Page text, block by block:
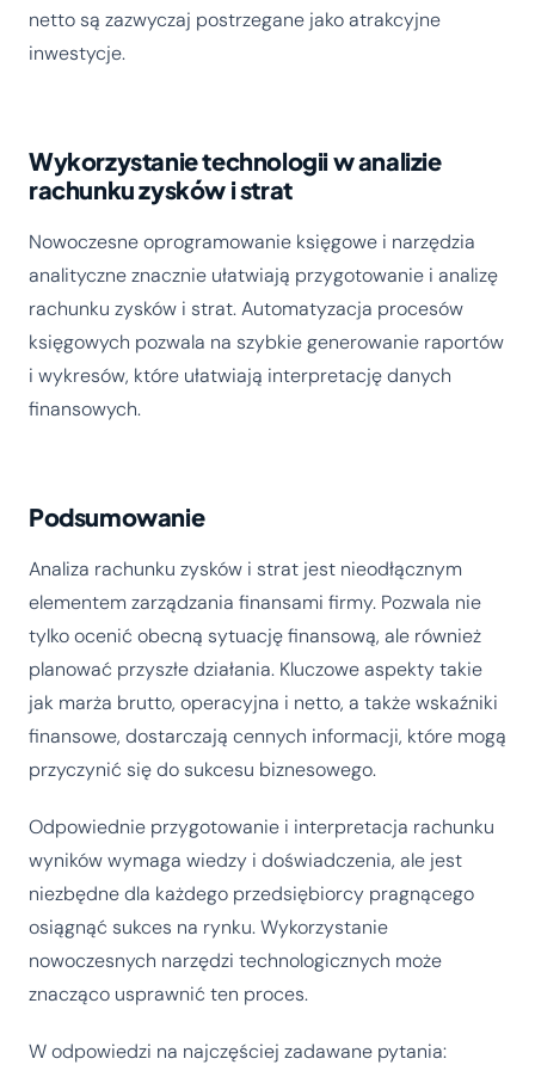
netto są zazwyczaj postrzegane jako atrakcyjne
inwestycje.
Wykorzystanie technologii w analizie
rachunku zysków i strat
Nowoczesne oprogramowanie księgowe i narzędzia
analityczne znacznie ułatwiają przygotowanie i analizę
rachunku zysków i strat. Automatyzacja procesów
księgowych pozwala na szybkie generowanie raportów
i wykresów, które ułatwiają interpretację danych
finansowych.
Podsumowanie
Analiza rachunku zysków i strat jest nieodłącznym
elementem zarządzania finansami firmy. Pozwala nie
tylko ocenić obecną sytuację finansową, ale również
planować przyszłe działania. Kluczowe aspekty takie
jak marża brutto, operacyjna i netto, a także wskaźniki
finansowe, dostarczają cennych informacji, które mogą
przyczynić się do sukcesu biznesowego.
Odpowiednie przygotowanie i interpretacja rachunku
wyników wymaga wiedzy i doświadczenia, ale jest
niezbędne dla każdego przedsiębiorcy pragnącego
osiągnąć sukces na rynku. Wykorzystanie
nowoczesnych narzędzi technologicznych może
znacząco usprawnić ten proces.
W odpowiedzi na najczęściej zadawane pytania: